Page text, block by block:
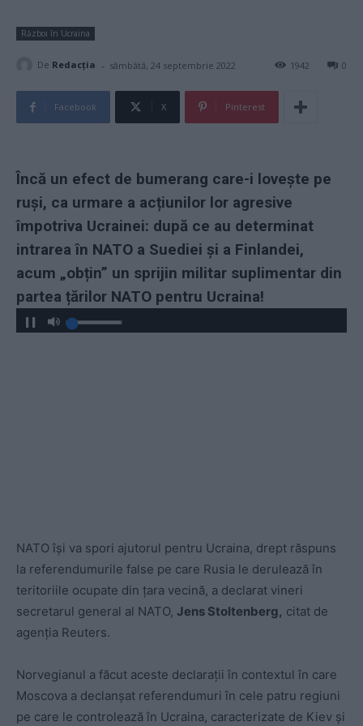
Război în Ucraina
De Redacţia - sâmbătă, 24 septembrie 2022 0
1942
Facebook X Pinterest
Încă un efect de bumerang care-i lovește pe
ruși, ca urmare a acțiunilor lor agresive
împotriva Ucrainei: după ce au determinat
intrarea în NATO a Suediei și a Finlandei,
acum „obțin” un sprijin militar suplimentar din
partea țărilor NATO pentru Ucraina!
NATO îşi va spori ajutorul pentru Ucraina, drept răspuns
la referendumurile false pe care Rusia le derulează în
teritoriile ocupate din ţara vecină, a declarat vineri
secretarul general al NATO, Jens Stoltenberg, citat de
agenția Reuters.
Norvegianul a făcut aceste declaraţii în contextul în care
Moscova a declanşat referendumuri în cele patru regiuni
pe care le controlează în Ucraina, caracterizate de Kiev şi